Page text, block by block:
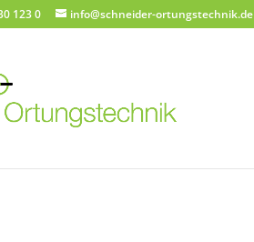
123 0 info@schneider-ortungstechnik.de